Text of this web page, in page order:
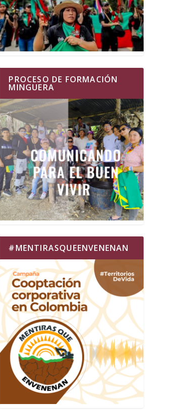
PROCESO DE FORMACIÓN
MINGUERA
#MENTIRASQUEENVENENAN